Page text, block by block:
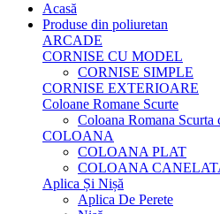
Acasă
Produse din poliuretan
ARCADE
CORNISE CU MODEL
CORNISE SIMPLE
CORNISE EXTERIOARE
Coloane Romane Scurte
Coloana Romana Scurta
COLOANA
COLOANA PLAT
COLOANA
Aplica Și Nișă
Aplica De Perete